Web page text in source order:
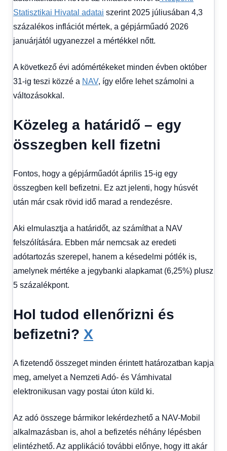
Statisztikai Hivatal adatai szerint 2025 júliusában 4,3
százalékos inflációt mértek, a gépjárműadó 2026
januárjától ugyanezzel a mértékkel nőtt.
A következő évi adómértékeket minden évben október
31-ig teszi közzé a NAV, így előre lehet számolni a
változásokkal.
Közeleg a határidő – egy
összegben kell fizetni
Fontos, hogy a gépjárműadót április 15-ig egy
összegben kell befizetni. Ez azt jelenti, hogy húsvét
után már csak rövid idő marad a rendezésre.
Aki elmulasztja a határidőt, az számíthat a NAV
felszólítására. Ebben már nemcsak az eredeti
adótartozás szerepel, hanem a késedelmi pótlék is,
amelynek mértéke a jegybanki alapkamat (6,25%) plusz
5 százalékpont.
Hol tudod ellenőrizni és
befizetni? X
A fizetendő összeget minden érintett határozatban kapja
meg, amelyet a Nemzeti Adó- és Vámhivatal
elektronikusan vagy postai úton küld ki.
Az adó összege bármikor lekérdezhető a NAV-Mobil
alkalmazásban is, ahol a befizetés néhány lépésben
elintézhető. Az applikáció további előnye, hogy itt akár